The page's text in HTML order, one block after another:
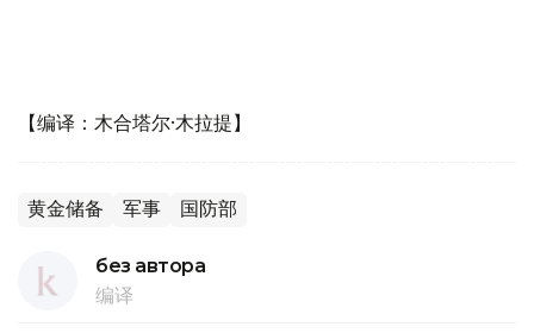
【编译：木合塔尔·木拉提】
黄金储备 军事 国防部
без автора
编译